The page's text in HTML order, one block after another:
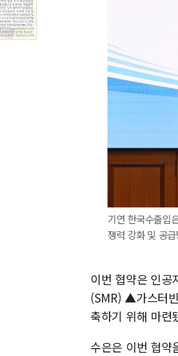
기연 한국수출입
쟁력 강화 및 공
이번 협약은 인
(SMR) ▲가스터
축하기 위해 마련
수은은 이번 협약